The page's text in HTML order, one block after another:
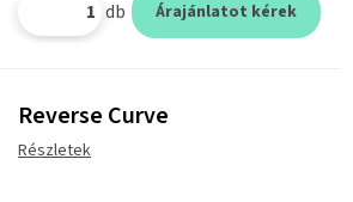
db Árajánlatot kérek
Reverse Curve
Részletek